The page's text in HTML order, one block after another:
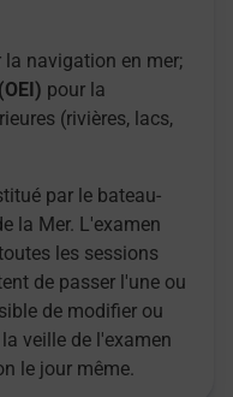
la navigation en mer;
pour la
(rivières, lacs,
par le bateau-
la Mer. L'examen
les sessions
de passer l'une ou
de modifier ou
veille de l'examen
le jour même.